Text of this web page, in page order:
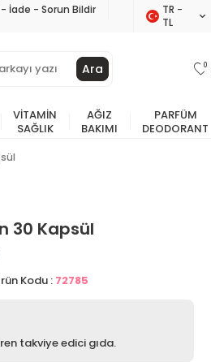
İade - Sorun Bildir
TR −
TL
Ara 0
VITAMIN
SAĞLIK
AĞIZ
BAKIMI
PARFÜM
DEODORANT
30 Kapsül
Kodu : 72785
takviye edici gıda.